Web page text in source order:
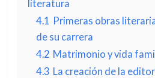
literatura
4.1 Primeras obras
de su carrera
4.2 Matrimonio y vida
4.3 La creación de la